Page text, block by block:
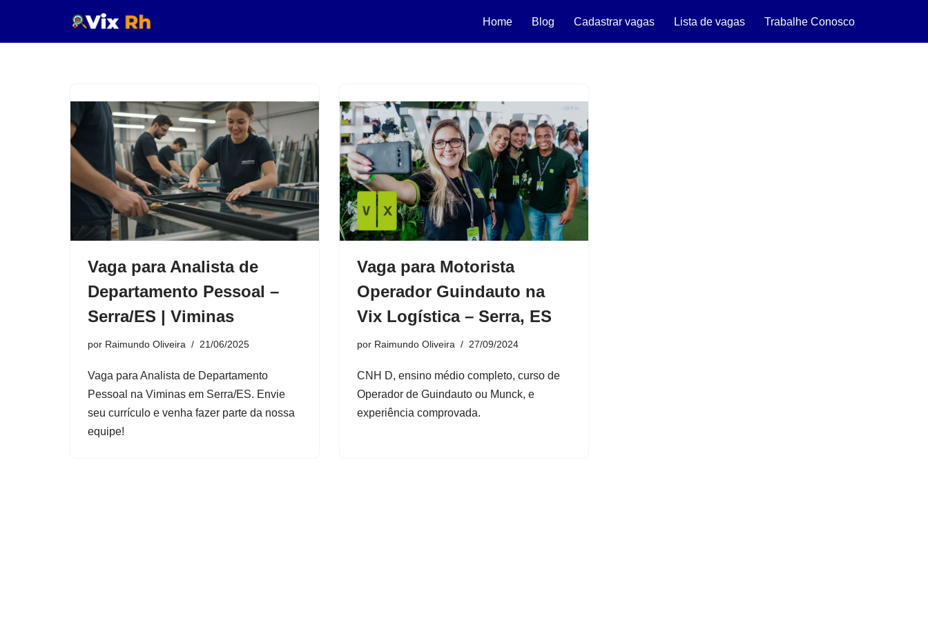
Home Blog Cadastrar vagas Lista de vagas Trabalhe Conosco
Vaga para Analista de
Departamento Pessoal –
Serra/ES | Viminas
por Raimundo Oliveira 21/06/2025
Vaga para Analista de Departamento
Pessoal na Viminas em Serra/ES. Envie
seu currículo e venha fazer parte da nossa
equipe!
Vaga para Motorista
Operador Guindauto na
Vix Logística – Serra, ES
por Raimundo Oliveira 27/09/2024
CNH D, ensino médio completo, curso de
Operador de Guindauto ou Munck, e
experiência comprovada.